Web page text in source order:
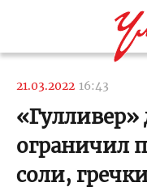
21.03.2022 16:43
ограничил
соли,